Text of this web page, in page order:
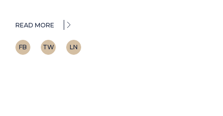
READ MORE
FB TW LN